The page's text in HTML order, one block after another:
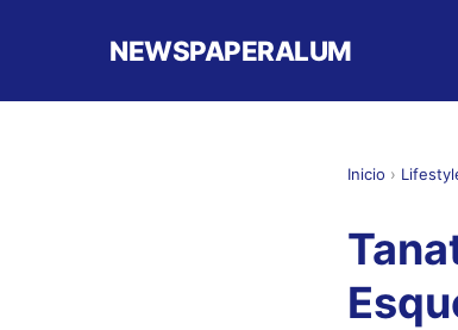
NEWSPAPERALUM
Inicio ›